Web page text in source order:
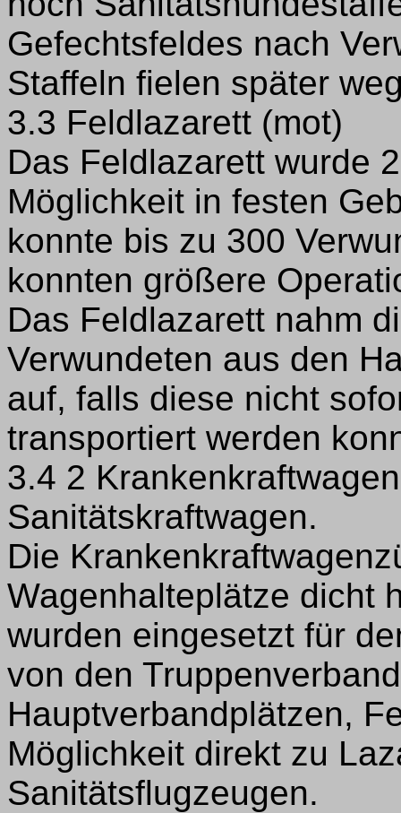
Gefechtsfeldes nach
Staffeln fielen später
3.3 Feldlazarett (mot)
Das Feldlazarett wurde
Möglichkeit in festen
konnte bis zu 300
konnten größere
Das Feldlazarett nahm
Verwundeten aus den
auf, falls diese nicht
transportiert werden
3.4 2
Sanitätskraftwagen.
Die
Wagenhalteplätze dicht
wurden eingesetzt für
von den
Hauptverbandplätzen,
Möglichkeit direkt zu
Sanitätsflugzeugen.